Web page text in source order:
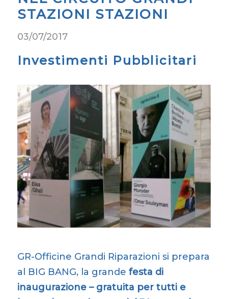
STAZIONI STAZIONI
03/07/2017
Investimenti Pubblicitari
GR-Officine Grandi Riparazioni si prepara
al BIG BANG, la grande festa di
inaugurazione – gratuita per tutti e